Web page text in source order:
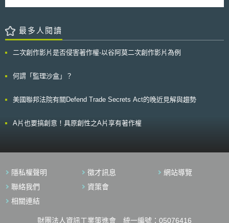
府為忙於制定緊急救濟計畫（emergency relief packages），以緩解地域
融資多半不夠明確，到目前為止，各國政府並沒有創新研發作為當前刺激經
濟計畫中的優先事項（priority）。 報告中針對「誰投資創新？」之主
降，但金融體系尚屬健全。惟資助新創企業的資金正在枯竭（drying
公開發行（IPO）。即使是倖存下來的新創公司，其盈利能力和對創投者
（Venture Capitalist）的吸引力也在下降。也因為疫情影響，創投者減少對
易」（mega-deals），也就是資助大型企業的發展，並將投資領域轉向健
外，報告中亦說明近期創投多半集中在可以短期得到報酬的創新事業，例如
資通訊軟體及服務、消費性產品服務、金融商品等，取得創投機構大量資
到AI產出物的生成，均存在可能侵權或被侵權的風險。如何衡平考慮著作權
重人類創作活動的著作權生態系統，已成為各國必須思考因應重要課題。
壹、事件摘要 韓國文化體育觀光部的著作權委員會於2024-01-16發布「生
是希望對涉及生成式人工智慧（Generative AI）產出過程中的各方（AI業
作權主管機關認為，雖然隨著人工智慧技術的迅速發展，在各個領域的應用
有人擔心生成式AI可能帶來的經濟損失和就業威脅等問題。因此，韓國著作
作權制度改善工作小組」，於2023年2月成立，以審查生成式AI引發的著作
權問題並尋找應對方法，並根據該工作小組的討論而編寫提出該指引[2]。
該指引特別說明其發布並非為提供其國會正在討論的著作權法修訂方向，而
是為了在未來通過進一步的討論、研究和意見徵求過程等，制定出合理的解
進人工智慧技術發展和相關產業發展，同時努力營造尊重人類創作活動的著
錄參考資料。五大主題分別為： 一、生成式AI技術與著作權（생성형 AI 기술
最多人閱讀
二次創作影片是否侵害著作權-以谷阿莫二次創作影片為例
何謂「監理沙盒」？
美國聯邦法院有關Defend Trade Secrets Act的晚近見解與趨勢
A片也要搞創意！具原創性之A片享有著作權
隱私權聲明 徵才訊息
網站導覽
聯絡我們
資策會
相關連結
財團法人資訊工業策進會 統一編號：05076416